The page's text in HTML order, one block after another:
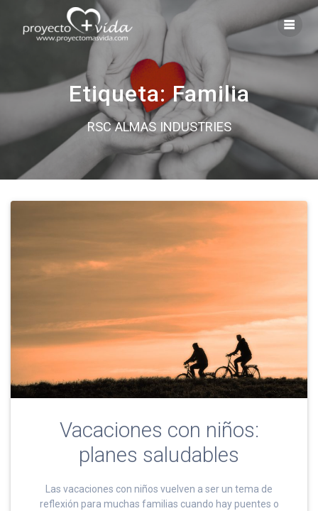
contenido
Etiqueta:Familia
RSC ALMAS INDUSTRIES
Vacaciones con niños:
planes saludables
Las vacaciones con niños vuelven a ser un tema de
reflexión para muchas familias cuando hay puentes o